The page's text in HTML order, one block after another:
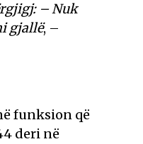
– Nuk
gjallë, –
funksion që
deri në